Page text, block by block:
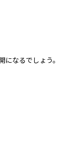
なるでしょう。